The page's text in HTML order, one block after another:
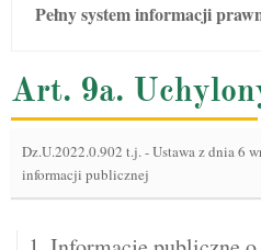
Pełny system informacji
Art. 9a.
Dz.U.2022.0.902 t.j.-Ustawa z dnia 6
informacji publicznej